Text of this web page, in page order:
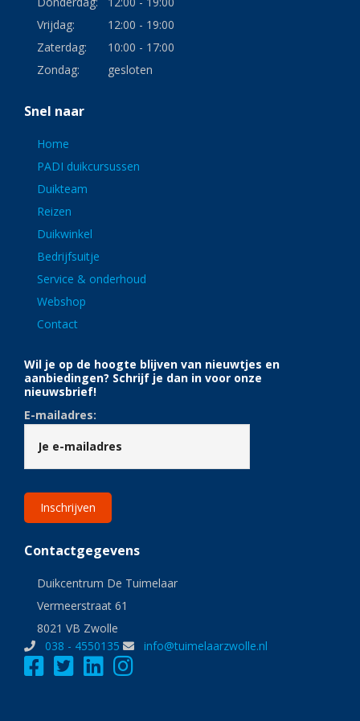
Vrijdag:
12:00 - 19:00
Zaterdag:
10:00 - 17:00
Zondag:
gesloten
Snel naar
Home
PADI duikcursussen
Duikteam
Reizen
Duikwinkel
Bedrijfsuitje
Service & onderhoud
Webshop
Contact
Wil je op de hoogte blijven van nieuwtjes en
aanbiedingen? Schrijf je dan in voor onze
nieuwsbrief!
E-mailadres:
Contactgegevens
Duikcentrum De Tuimelaar
Vermeerstraat 61
8021 VB Zwolle
038 - 4550135
info@tuimelaarzwolle.nl